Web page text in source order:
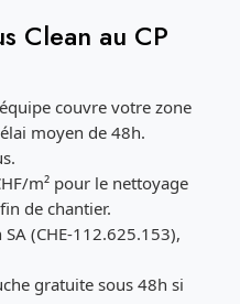
Clean au CP
couvre votre zone
moyen de 48h.
m² pour le nettoyage
de chantier.
(CHE-112.625.153),
gratuite sous 48h si